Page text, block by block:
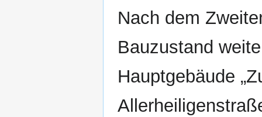
Nach dem
Bauzustand
Hauptgebäude